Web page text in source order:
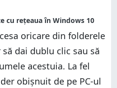
oricare din folderele
dai dublu clic sau să
acestuia. La fel
obișnuit de pe PC-ul